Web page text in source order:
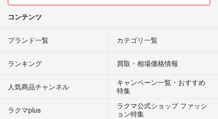
コンテンツ
ブランド一覧 カテゴリ一覧
ランキング 買取・相場価格情報
人気商品チャンネル
キャンペーン一覧・おすすめ
特集
ラクマplus
ラクマ公式ショップ ファッシ
ョン特集